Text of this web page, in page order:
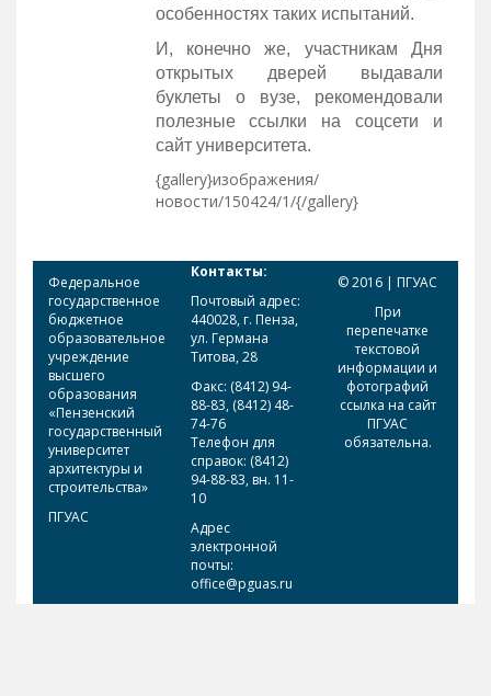
особенностях таких испытаний.
И, конечно же, участникам Дня
открытых дверей выдавали
буклеты о вузе, рекомендовали
полезные ссылки на соцсети и
сайт университета.
{gallery}изображения/
новости/150424/1/{/gallery}
Федеральное
государственное
бюджетное
образовательное
учреждение
высшего
образования
«Пензенский
государственный
университет
архитектуры и
строительства»
ПГУАС
Контакты:
Почтовый адрес:
440028, г. Пенза,
ул. Германа
Титова, 28
Факс: (8412) 94-
88-83, (8412) 48-
74-76
Телефон для
справок: (8412)
94-88-83, вн. 11-
10
Адрес
электронной
почты:
office@pguas.ru
© 2016 | ПГУАС
При
перепечатке
текстовой
информации и
фотографий
ссылка на сайт
ПГУАС
обязательна.